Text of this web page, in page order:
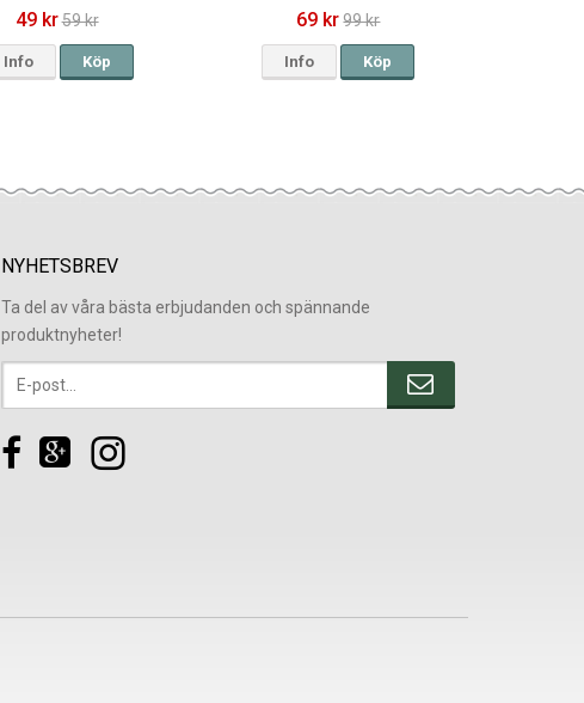
49 kr59 kr
Info Köp
69 kr 99 kr
Info Köp
NYHETSBREV
Ta del av våra bästa erbjudanden och spännande
produktnyheter!